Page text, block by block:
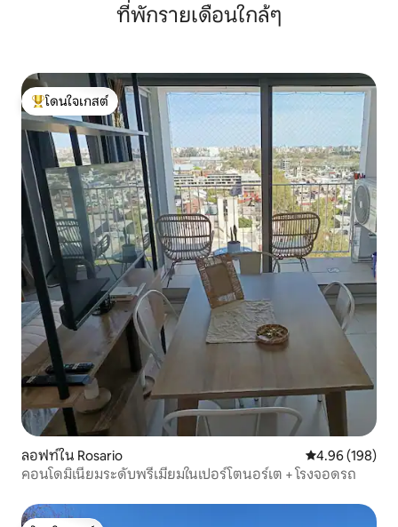
ที่พักรายเดือนใกล้ๆ
โดนใจเกสต์ที่สุด
โดนใจเกสต์
ลอฟท์ใน Rosario คะแนนเฉลี่ย
4.96 (198)
คอนโดมิเนียมระดับพรีเมียมในเปอร์โตนอร์เต + โรงจอดรถ